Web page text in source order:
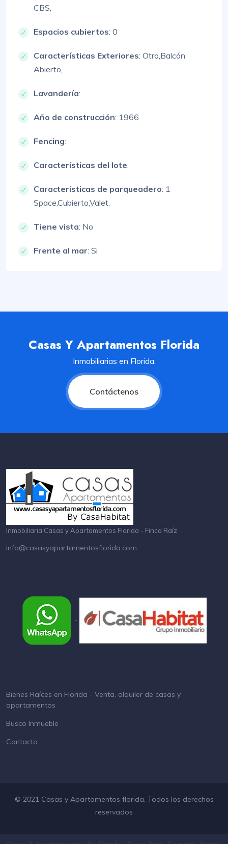
CBS,
Espacios cubiertos: 0
Características Exteriores: Otro,Balcón
Abierto,
Lavandería:
Año de construcción: 1966
Fencing:
Características del lote:
Características de parqueadero: 1
Space,Cubierto,Valet,
Tiene vista: No
Frente al mar: Si
Casas Y Apartamentos Florida
Inmobiliarias en Florida.
Contáctenos
Inmobiliaria Casas y Apartamentos Florida - Finca Raíz
info@casasyapartamentosflorida.com
-
Bienes Raíces en Florida - Venta, alquiler de casas y
apartamentos
Busco Inmueble
Contacto
© 2021 Casas y Apartamentos florida. Todos los derechos
reservados